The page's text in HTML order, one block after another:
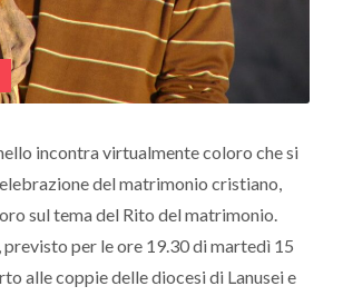
incontra virtualmente coloro che si
del matrimonio cristiano,
sul tema del Rito del matrimonio.
previsto per le ore 19.30 di martedì 15
alle coppie delle diocesi di Lanusei e